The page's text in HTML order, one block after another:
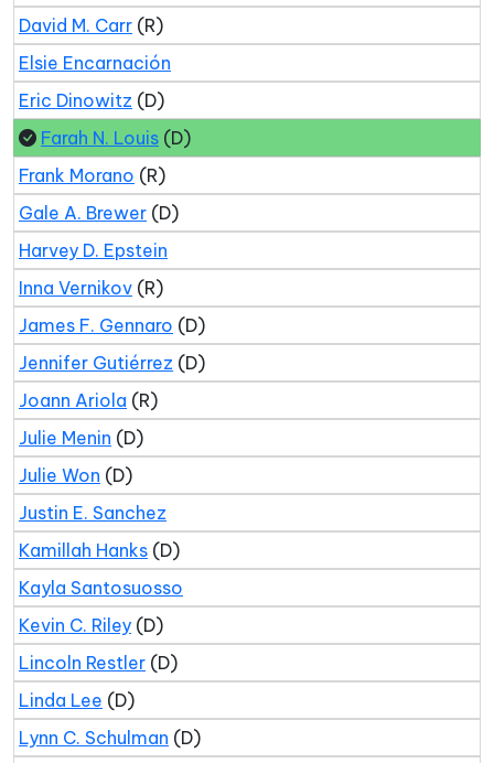
David M. Carr (R)
Elsie Encarnación
Eric Dinowitz (D)
Farah N. Louis (D)
Frank Morano (R)
Gale A. Brewer (D)
Harvey D. Epstein
Inna Vernikov (R)
James F. Gennaro (D)
Jennifer Gutiérrez (D)
Joann Ariola (R)
Julie Menin (D)
Julie Won (D)
Justin E. Sanchez
Kamillah Hanks (D)
Kayla Santosuosso
Kevin C. Riley (D)
Lincoln Restler (D)
Linda Lee (D)
Lynn C. Schulman (D)